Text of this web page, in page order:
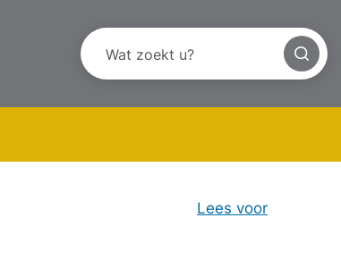
Lees voor